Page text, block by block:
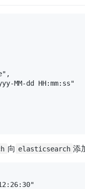
MM-dd HH:mm:ss"
向 elasticsearch 添